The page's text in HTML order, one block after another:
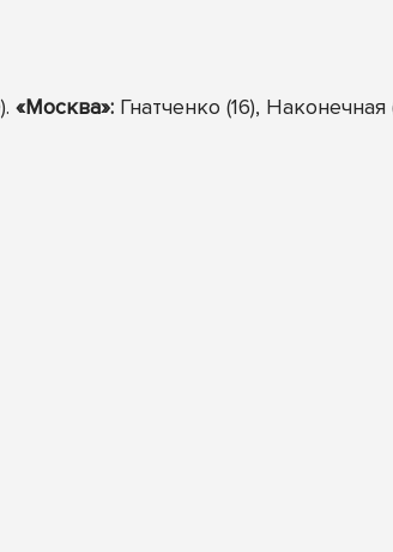
«Москва»: Гнатченко (16),